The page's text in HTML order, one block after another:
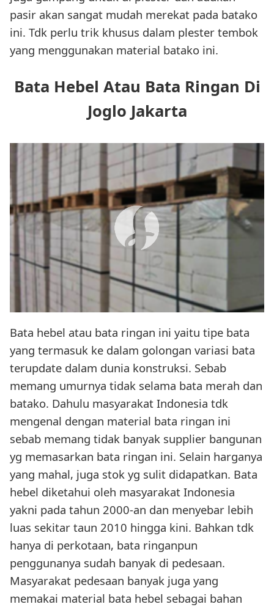
pasir akan sangat mudah merekat pada batako
ini. Tdk perlu trik khusus dalam plester tembok
yang menggunakan material batako ini.
Bata Hebel Atau Bata Ringan Di
Joglo Jakarta
Bata hebel atau bata ringan ini yaitu tipe bata
yang termasuk ke dalam golongan variasi bata
terupdate dalam dunia konstruksi. Sebab
memang umurnya tidak selama bata merah dan
batako. Dahulu masyarakat Indonesia tdk
mengenal dengan material bata ringan ini
sebab memang tidak banyak supplier bangunan
yg memasarkan bata ringan ini. Selain harganya
yang mahal, juga stok yg sulit didapatkan. Bata
hebel diketahui oleh masyarakat Indonesia
yakni pada tahun 2000-an dan menyebar lebih
luas sekitar taun 2010 hingga kini. Bahkan tdk
hanya di perkotaan, bata ringanpun
penggunanya sudah banyak di pedesaan.
Masyarakat pedesaan banyak juga yang
memakai material bata hebel sebagai bahan